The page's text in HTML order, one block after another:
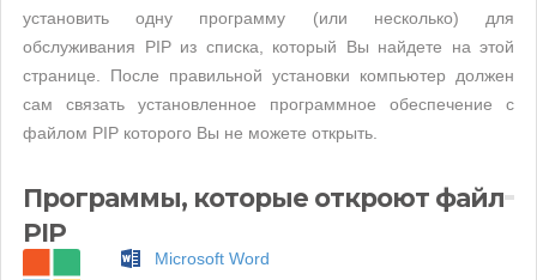
установить одну программу (или несколько) для
обслуживания PIP из списка, который Вы найдете на этой
странице. После правильной установки компьютер должен
сам связать установленное программное обеспечение с
файлом PIP которого Вы не можете открыть.
Программы, которые откроют файл
PIP
Microsoft Word